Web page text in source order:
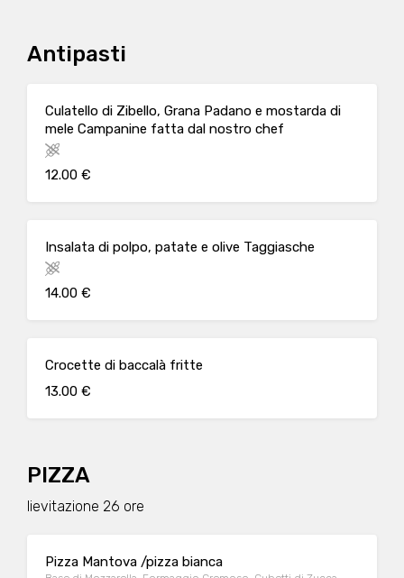
Antipasti
Culatello di Zibello, Grana Padano e mostarda di
mele Campanine fatta dal nostro chef
12.00 €
Insalata di polpo, patate e olive Taggiasche
14.00 €
Crocette di baccalà fritte
13.00 €
PIZZA
lievitazione 26 ore
Pizza Mantova /pizza bianca